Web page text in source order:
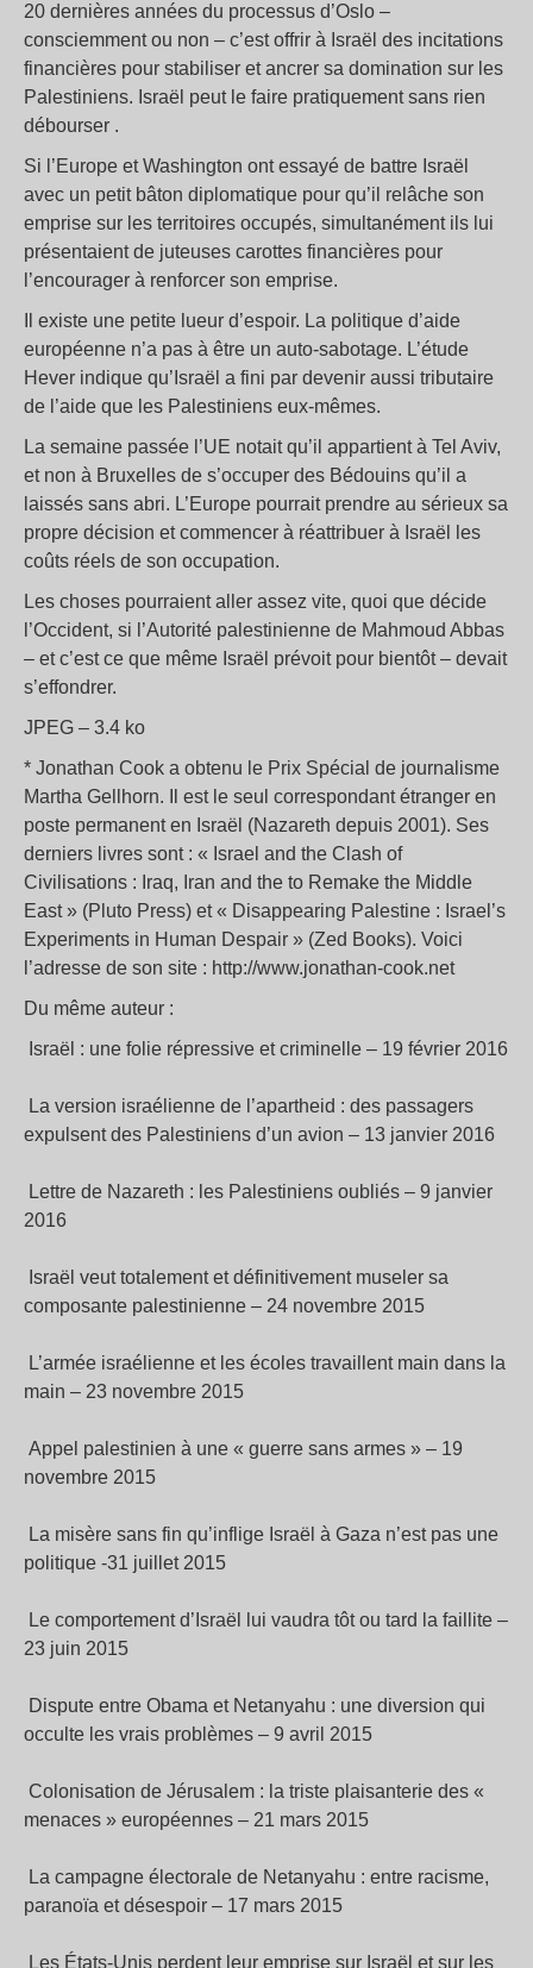
20 dernières années du processus d’Oslo –
consciemment ou non – c’est offrir à Israël des incitations
financières pour stabiliser et ancrer sa domination sur les
Palestiniens. Israël peut le faire pratiquement sans rien
débourser .
Si l’Europe et Washington ont essayé de battre Israël
avec un petit bâton diplomatique pour qu’il relâche son
emprise sur les territoires occupés, simultanément ils lui
présentaient de juteuses carottes financières pour
l’encourager à renforcer son emprise.
Il existe une petite lueur d’espoir. La politique d’aide
européenne n’a pas à être un auto-sabotage. L’étude
Hever indique qu’Israël a fini par devenir aussi tributaire
de l’aide que les Palestiniens eux-mêmes.
La semaine passée l’UE notait qu’il appartient à Tel Aviv,
et non à Bruxelles de s’occuper des Bédouins qu’il a
laissés sans abri. L’Europe pourrait prendre au sérieux sa
propre décision et commencer à réattribuer à Israël les
coûts réels de son occupation.
Les choses pourraient aller assez vite, quoi que décide
l’Occident, si l’Autorité palestinienne de Mahmoud Abbas
– et c’est ce que même Israël prévoit pour bientôt – devait
s’effondrer.
JPEG – 3.4 ko
* Jonathan Cook a obtenu le Prix Spécial de journalisme
Martha Gellhorn. Il est le seul correspondant étranger en
poste permanent en Israël (Nazareth depuis 2001). Ses
derniers livres sont : « Israel and the Clash of
Civilisations : Iraq, Iran and the to Remake the Middle
East » (Pluto Press) et « Disappearing Palestine : Israel’s
Experiments in Human Despair » (Zed Books). Voici
l’adresse de son site : http://www.jonathan-cook.net
Du même auteur :
Israël : une folie répressive et criminelle – 19 février 2016
La version israélienne de l’apartheid : des passagers
expulsent des Palestiniens d’un avion – 13 janvier 2016
Lettre de Nazareth : les Palestiniens oubliés – 9 janvier
2016
Israël veut totalement et définitivement museler sa
composante palestinienne – 24 novembre 2015
L’armée israélienne et les écoles travaillent main dans la
main – 23 novembre 2015
Appel palestinien à une « guerre sans armes » – 19
novembre 2015
La misère sans fin qu’inflige Israël à Gaza n’est pas une
politique -31 juillet 2015
Le comportement d’Israël lui vaudra tôt ou tard la faillite –
23 juin 2015
Dispute entre Obama et Netanyahu : une diversion qui
occulte les vrais problèmes – 9 avril 2015
Colonisation de Jérusalem : la triste plaisanterie des «
menaces » européennes – 21 mars 2015
La campagne électorale de Netanyahu : entre racisme,
paranoïa et désespoir – 17 mars 2015
Les États-Unis perdent leur emprise sur Israël et sur les